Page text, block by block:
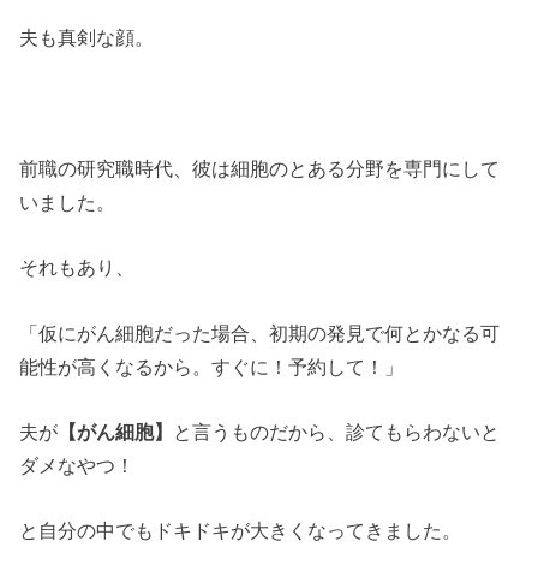
夫も真剣な顔。
前職の研究職時代、彼は細胞のとある分野を専門にして
いました。
それもあり、
「仮にがん細胞だった場合、初期の発見で何とかなる可
能性が高くなるから。すぐに！予約して！」
夫が 【がん細胞】 と言うものだから、診てもらわないと
ダメなやつ！
と自分の中でもドキドキが大きくなってきました。